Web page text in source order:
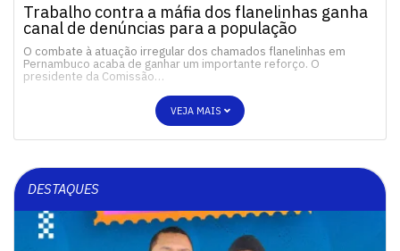
Trabalho contra a máfia dos flanelinhas ganha
canal de denúncias para a população
O combate à atuação irregular dos chamados flanelinhas em
Pernambuco acaba de ganhar um importante reforço. O
presidente da Comissão…
VEJA MAIS
DESTAQUES